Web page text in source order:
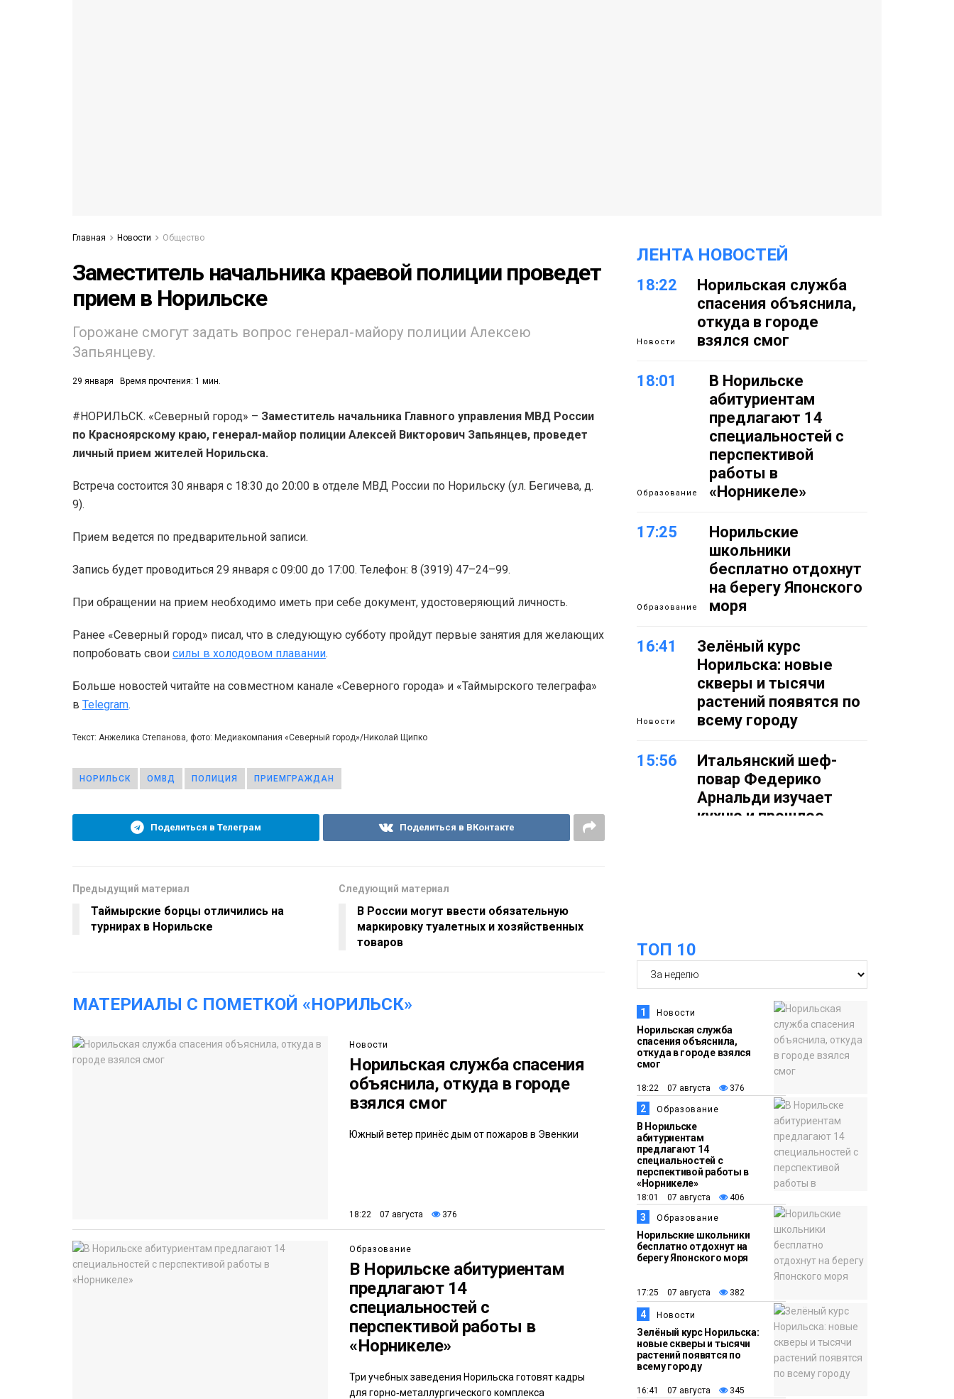
Главная Новости Общество
Заместитель начальника краевой полиции проведет
прием в Норильске
Горожане смогут задать вопрос генерал-майору полиции Алексею
Запьянцеву.
29 января Время прочтения: 1 мин.
#НОРИЛЬСК. «Северный город» – Заместитель начальника Главного управления МВД России
по Красноярскому краю, генерал-майор полиции Алексей Викторович Запьянцев, проведет
личный прием жителей Норильска.
Встреча состоится 30 января с 18:30 до 20:00 в отделе МВД России по Норильску (ул. Бегичева, д.
9).
Прием ведется по предварительной записи.
Запись будет проводиться 29 января с 09:00 до 17:00. Телефон: 8 (3919) 47–24–99.
При обращении на прием необходимо иметь при себе документ, удостоверяющий личность.
Ранее «Северный город» писал, что в следующую субботу пройдут первые занятия для желающих
попробовать свои силы в холодовом плавании.
Больше новостей читайте на совместном канале «Северного города» и «Таймырского телеграфа»
в Telegram.
Текст: Анжелика Степанова, фото: Медиакомпания «Северный город»/Николай Щипко
НОРИЛЬСК ОМВД ПОЛИЦИЯ ПРИЕМГРАЖДАН
Поделиться в Телеграм Поделиться в ВКонтакте
Предыдущий материал
Таймырские борцы отличились на
турнирах в Норильске
Следующий материал
В России могут ввести обязательную
маркировку туалетных и хозяйственных
товаров
МАТЕРИАЛЫ С ПОМЕТКОЙ «НОРИЛЬСК»
Новости
Норильская служба спасения
объяснила, откуда в городе
взялся смог
Южный ветер принёс дым от пожаров в Эвенкии
18:22 07 августа 376
Образование
В Норильске абитуриентам
предлагают 14
специальностей с
перспективой работы в
«Норникеле»
Три учебных заведения Норильска готовят кадры
для горно‑металлургического комплекса
ЛЕНТА НОВОСТЕЙ
18:22
Новости
Норильская служба
спасения объяснила,
откуда в городе
взялся смог
18:01
Образование
В Норильске
абитуриентам
предлагают 14
специальностей с
перспективой
работы в
«Норникеле»
17:25
Образование
Норильские
школьники
бесплатно отдохнут
на берегу Японского
моря
16:41
Новости
Зелёный курс
Норильска: новые
скверы и тысячи
растений появятся по
всему городу
15:56
Итальянский шеф-
повар Федерико
Арнальди изучает
кухню и прошлое
Спорт
14:30
Новости
Ленинский проспект
частично закроют в
связи с Днём
рождения «Башни»
13:59
Новости
«Домик Хоббитов» и
«Самолёт в облаках»
появятся в Кайеркане
13:08
Новости
Предстоящие
выходные в
Норильске будут
зябкими, пасмурными
и дождливыми
Общество
Как в Норильске
помогают женщинам
из исправительного
центра
адаптироваться к
жизни
ТОП 10
1 Новости
Норильская служба
спасения объяснила,
откуда в городе взялся
смог
18:22 07 августа 376
2 Образование
В Норильске
абитуриентам
предлагают 14
специальностей с
перспективой работы в
«Норникеле»
18:01 07 августа 406
3 Образование
Норильские школьники
бесплатно отдохнут на
берегу Японского моря
17:25 07 августа 382
4 Новости
Зелёный курс Норильска:
новые скверы и тысячи
растений появятся по
всему городу
16:41 07 августа 345